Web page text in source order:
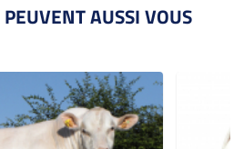
AUSSI VOUS